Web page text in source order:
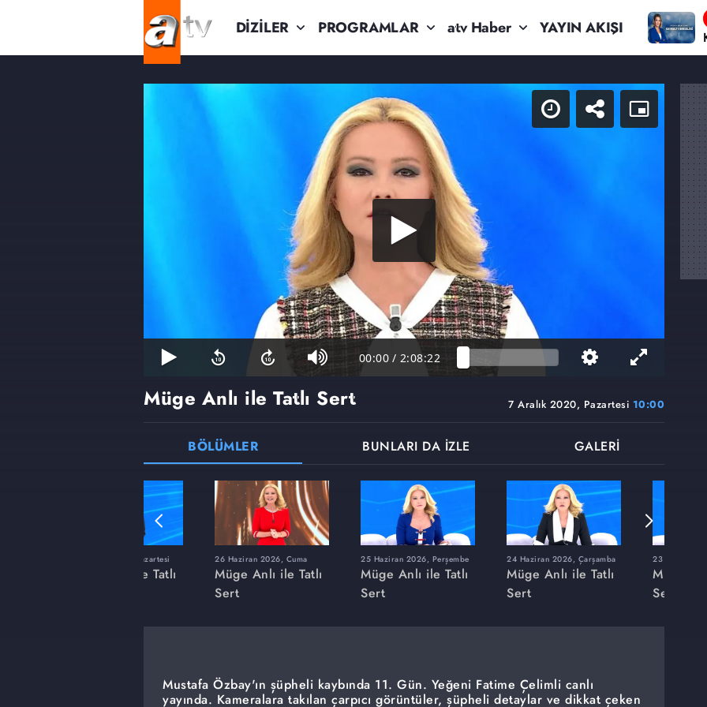
DİZİLER PROGRAMLAR atv Haber YAYIN AKIŞI
00:00 / 2:08:22
7 Aralık 2020, Pazartesi 10:00
Müge Anlı ile Tatlı Sert
BÖLÜMLER BUNLARI DA İZLE GALERİ
8 Haziran 2026, Pazartesi
Müge Anlı ile Tatlı
26 Haziran 2026, Cuma
Müge Anlı ile Tatlı
Sert
25 Haziran 2026, Perşembe
Müge Anlı ile Tatlı
Sert
24 Haziran 2026, Çarşamba
Müge Anlı ile Tatlı
Sert
23 Haziran
Müge
Sert
Mustafa Özbay'ın şüpheli kaybında 11. Gün. Yeğeni Fatime Çelimli canlı
yayında. Kameralara takılan çarpıcı görüntüler, şüpheli detaylar ve dikkat çeken